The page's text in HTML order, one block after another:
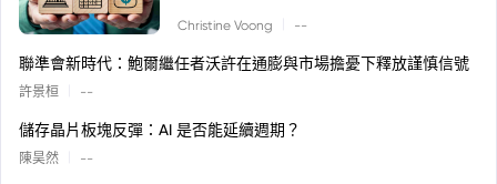
Christine Voong --
聯準會新時代：鮑爾繼任者沃許在通膨與市場擔憂下釋放謹慎信號
許景桓 --
儲存晶片板塊反彈：AI 是否能延續週期？
陳昊然 --